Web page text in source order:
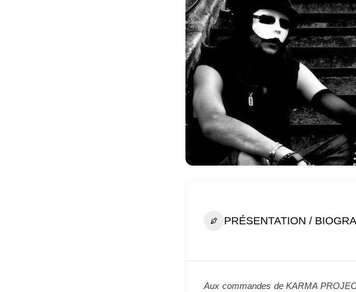
PRÉSENTATION /
Aux commandes de KARMA